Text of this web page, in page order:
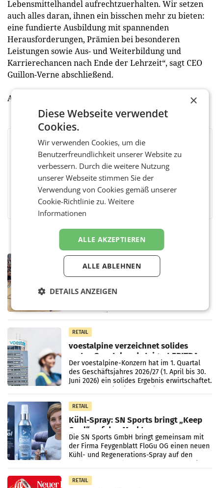
Lebensmittelhandel aufrechtzuerhalten. Wir setzen
auch alles daran, ihnen ein bisschen mehr zu bieten:
eine fundierte Ausbildung mit spannenden
Herausforderungen, Prämien bei besonderen
Leistungen sowie Aus- und Weiterbildung und
Karrierechancen nach Ende der Lehrzeit“, sagt CEO
Guillon-Verne abschließend.
Ausführliche Infos unter: www.metro.at/karriere
BEWERTEN SIE DIESEN ARTIKEL
FacebookTwitterMessengerWhatsAppLinkedInXING Teilen
RETAIL
Bipa unterstützt Bewegte Kids
Bereits zum zweiten Mal begleitet Bipa das
Monaten Juli und August versorgt das
RETAIL
voestalpine verzeichnet solides
erstes Quartal und steigert EBITDA
Der voestalpine-Konzern hat im 1. Quartal
des Geschäftsjahres 2026/27 (1. April bis 30.
Juni 2026) ein solides Ergebnis erwirtschaftet.
RETAIL
Kühl-Spray: SN Sports bringt „Keep
Cool“ auf den Markt
Die SN Sports GmbH bringt gemeinsam mit
der Firma Feygenblatt FloGu OG einen neuen
Kühl- und Regenerations-Spray auf den
RETAIL
×
Diese Webseite verwendet
Cookies.
Wir verwenden Cookies, um die
Benutzerfreundlichkeit unserer Website zu
verbessern. Durch die weitere Nutzung
unserer Webseite stimmen Sie der
Verwendung von Cookies gemäß unserer
Cookie-Richtlinie zu.Weitere
Informationen
ALLE AKZEPTIEREN
ALLE ABLEHNEN
DETAILS ANZEIGEN